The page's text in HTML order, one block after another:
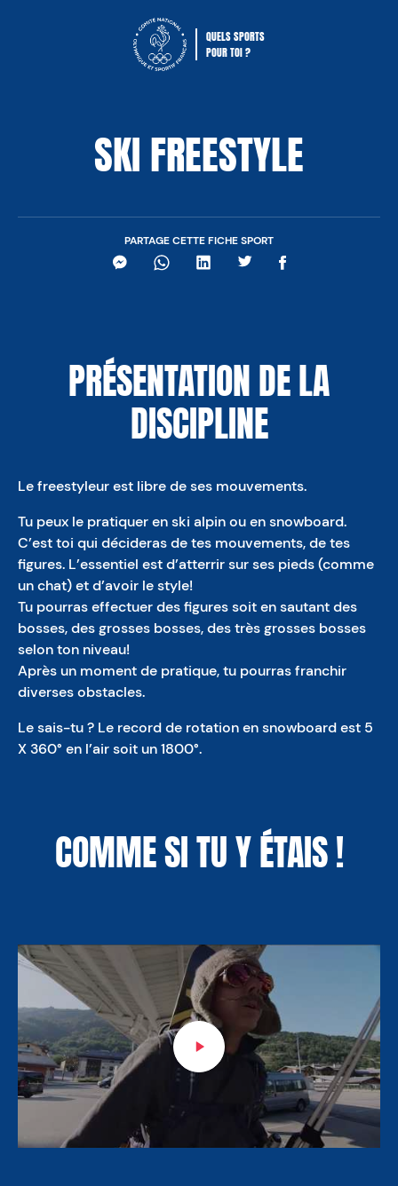
Comité National Olympique Sportif
QUELS SPORTS
POUR TOI ?
SKI FREESTYLE
PARTAGE CETTE FICHE SPORT
MessengerWhatsAppLinkedInTwitterFacebook
PRÉSENTATION DE LA
DISCIPLINE
Le freestyleur est libre de ses mouvements.
Tu peux le pratiquer en ski alpin ou en snowboard.
C’est toi qui décideras de tes mouvements, de tes
figures. L’essentiel est d’atterrir sur ses pieds (comme
un chat) et d’avoir le style!
Tu pourras effectuer des figures soit en sautant des
bosses, des grosses bosses, des très grosses bosses
selon ton niveau!
Après un moment de pratique, tu pourras franchir
diverses obstacles.
Le sais-tu ? Le record de rotation en snowboard est 5
X 360° en l’air soit un 1800°.
COMME SI TU Y ÉTAIS !